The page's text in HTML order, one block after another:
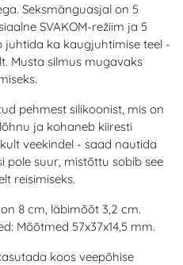
Seksmänguasjal on 5
SVAKOM-režiim ja 5
juhtida ka kaugjuhtimise teel -
Musta silmus mugavaks
pehmest silikoonist, mis on
ja kohaneb kiiresti
veekindel - saad nautida
pole suur, mistõttu sobib see
reisimiseks.
8 cm, läbimõõt 3,2 cm.
Mõõtmed 57x37x14,5 mm.
koos veepõhise